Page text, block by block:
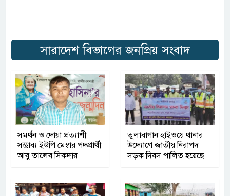
সারাদেশ বিভাগের জনপ্রিয় সংবাদ
সমর্থন ও দোয়া প্রত্যাশী
সম্ভাব্য ইউপি মেম্বার পদপ্রার্থী
আবু তালেব সিকদার
তুলাবাগান হাইওয়ে থানার
উদ্যোগে জাতীয় নিরাপদ
সড়ক দিবস পালিত হয়েছে